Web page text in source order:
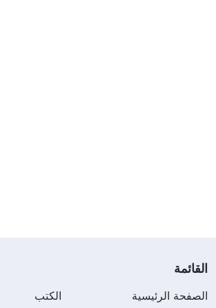
القائمة
الصفحة الرئيسية
الكتب